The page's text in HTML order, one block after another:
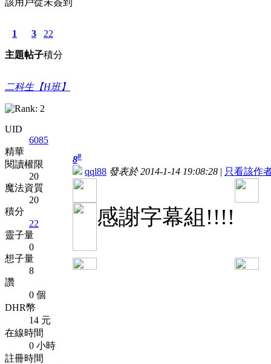
1
主題
3
帖子
22
積分
二科生【H班】
UID
6085
精華
閱讀權限
20
魔法資質
20
積分
22
靈子量
0
想子量
8
讚
0 個
DHR幣
14 元
在線時間
0 小時
註冊時間
8#
qql88 發表於 2014-1-14 19:08:28 | 只看該作
感謝字幕組!!!!